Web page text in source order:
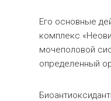
Его основные
комплекс
мочеполовой
определенный